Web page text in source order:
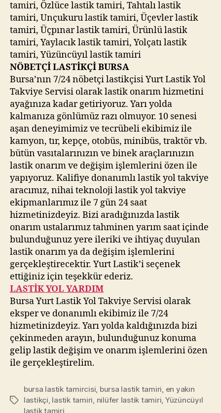
tamiri, Özlüce lastik tamiri, Tahtalı lastik
tamiri, Unçukuru lastik tamiri, Üçevler lastik
tamiri, Üçpınar lastik tamiri, Ürünlü lastik
tamiri, Yaylacık lastik tamiri, Yolçatı lastik
tamiri, Yüzüncüyıl lastik tamiri
NÖBETÇİ LASTİKÇİ BURSA
Bursa’nın 7/24 nöbetçi lastikçisi Yurt Lastik Yol
Takviye Servisi olarak lastik onarım hizmetini
ayağınıza kadar getiriyoruz. Yarı yolda
kalmanıza gönlümüz razı olmuyor. 10 senesi
aşan deneyimimiz ve tecrübeli ekibimiz ile
kamyon, tır, kepçe, otobüs, minibüs, traktör vb.
bütün vasıtalarınızın ve binek araçlarınızın
lastik onarım ve değişim işlemlerini özen ile
yapıyoruz. Kalifiye donanımlı lastik yol takviye
aracımız, nihai teknoloji lastik yol takviye
ekipmanlarımız ile 7 gün 24 saat
hizmetinizdeyiz. Bizi aradığınızda lastik
onarım ustalarımız tahminen yarım saat içinde
bulunduğunuz yere ileriki ve ihtiyaç duyulan
lastik onarım ya da değişim işlemlerini
gerçekleştirecektir. Yurt Lastik’i seçenek
ettiğiniz için teşekkür ederiz.
LASTİK YOL YARDIM
Bursa Yurt Lastik Yol Takviye Servisi olarak
eksper ve donanımlı ekibimiz ile 7/24
hizmetinizdeyiz. Yarı yolda kaldığınızda bizi
çekinmeden arayın, bulunduğunuz konuma
gelip lastik değişim ve onarım işlemlerini özen
ile gerçekleştirelim.
Etiketler
bursa lastik tamircisi bursa lastik tamiri en yakın
lastikçi lastik tamiri nilüfer lastik tamiri Yüzüncüyıl
lastik tamiri